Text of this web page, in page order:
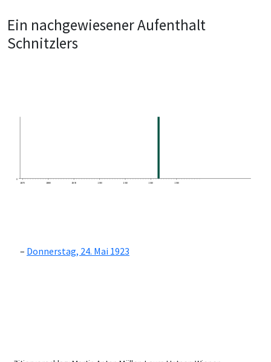
Ein nachgewiesener Aufenthalt
Schnitzlers
0
1870
1880 1890 1900 1910 1920 1930
Donnerstag, 24. Mai 1923